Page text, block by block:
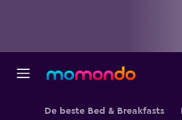
De beste Bed & Breakfasts